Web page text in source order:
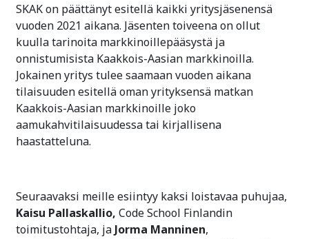
SKAK on päättänyt esitellä kaikki yritysjäsenensä
vuoden 2021 aikana. Jäsenten toiveena on ollut
kuulla tarinoita markkinoillepääsystä ja
onnistumisista Kaakkois-Aasian markkinoilla.
Jokainen yritys tulee saamaan vuoden aikana
tilaisuuden esitellä oman yrityksensä matkan
Kaakkois-Aasian markkinoille joko
aamukahvitilaisuudessa tai kirjallisena
haastatteluna.
Seuraavaksi meille esiintyy kaksi loistavaa puhujaa,
Kaisu Pallaskallio, Code School Finlandin
toimitustohtaja, ja Jorma Manninen,